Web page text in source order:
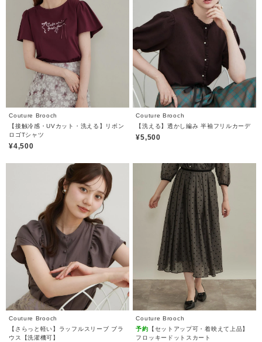
Couture Brooch
【接触冷感・UVカット・洗える】リボン
ロゴTシャツ
¥4,500
Couture Brooch
【洗える】透かし編み 半袖フリルカーデ
¥5,500
Couture Brooch
【さらっと軽い】ラッフルスリーブ ブラ
ウス【洗濯機可】
Couture Brooch
予約 【セットアップ可・着映えて上品】
フロッキードットスカート